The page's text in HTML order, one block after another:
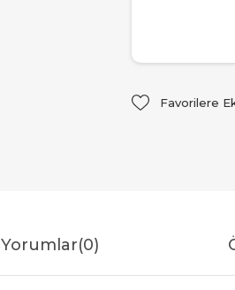
Favorilere
Yorumlar(0)